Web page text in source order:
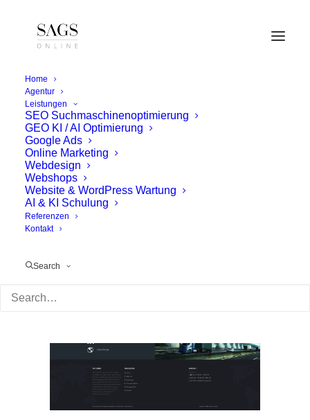
Home
Agentur
Leistungen
SEO Suchmaschinenoptimierung
GEO KI / AI Optimierung
Google Ads
Online Marketing
Webdesign
Webshops
Website & WordPress Wartung
AI & KI Schulung
Referenzen
Kontakt
Search